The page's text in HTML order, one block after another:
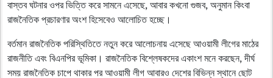
বাস্তব ঘটনার ওপর ভিত্তি করে সামনে এসেছে, আবার কখনো গুজব, অনুমান কিংবা
রাজনৈতিক প্রচারণার অংশ হিসেবেও আলোচিত হচ্ছে।
বর্তমান রাজনৈতিক পরিস্থিতিতে নতুন করে আলোচনায় এসেছে আওয়ামী লীগের মাঠের
রাজনীতি এবং বিএনপির ভূমিকা। রাজনৈতিক বিশ্লেষকদের একাংশ মনে করছেন, দীর্ঘ
সময় রাজনৈতিক চাপে থাকার পর আওয়ামী লীগ আবারও দেশের বিভিন্ন স্থানে ছোট